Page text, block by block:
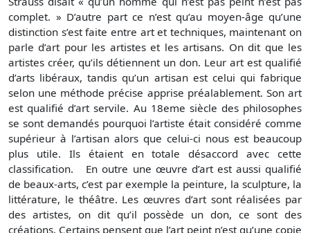
complet. » D’autre part ce n’est qu’au moyen-âge qu’une
distinction s’est faite entre art et techniques, maintenant on
parle d’art pour les artistes et les artisans. On dit que les
artistes créer, qu’ils détiennent un don. Leur art est qualifié
d’arts libéraux, tandis qu’un artisan est celui qui fabrique
selon une méthode précise apprise préalablement. Son art
est qualifié d’art servile. Au 18eme siècle des philosophes
se sont demandés pourquoi l’artiste était considéré comme
supérieur à l’artisan alors que celui-ci nous est beaucoup
plus utile. Ils étaient en totale désaccord avec cette
classification. En outre une œuvre d’art est aussi qualifié
de beaux-arts, c’est par exemple la peinture, la sculpture, la
littérature, le théâtre. Les œuvres d’art sont réalisées par
des artistes, on dit qu’il possède un don, ce sont des
créations. Certains pensent que l’art peint n’est qu’une copie